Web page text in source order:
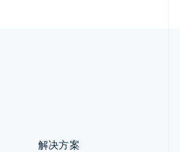
解决方案